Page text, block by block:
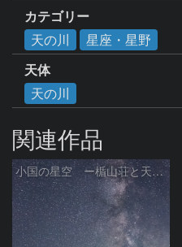
カテゴリー
天の川
星座・星野
天体
天の川
関連作品
小国の星空 ー楯山荘と天の川ー